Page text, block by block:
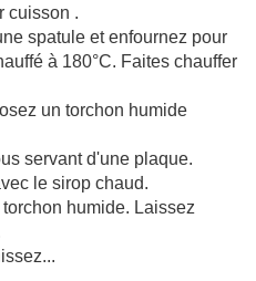
cuisson .
spatule et enfournez pour
à 180°C. Faites chauffer
un torchon humide
servant d'une plaque.
le sirop chaud.
humide. Laissez